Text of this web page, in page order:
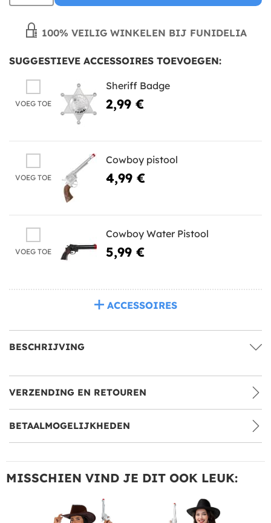
100% VEILIG WINKELEN BIJ FUNIDELIA
SUGGESTIEVE ACCESSOIRES TOEVOEGEN:
VOEG TOE
Sheriff Badge
2,99 €
VOEG TOE
Cowboy pistool
4,99 €
VOEG TOE
Cowboy Water Pistool
5,99 €
ACCESSOIRES
BESCHRIJVING
VERZENDING EN RETOUREN
BETAALMOGELIJKHEDEN
MISSCHIEN VIND JE DIT OOK LEUK: